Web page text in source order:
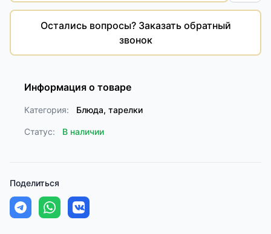
Остались вопросы? Заказать обратный
звонок
Информация о товаре
Категория: Блюда, тарелки
Статус: В наличии
Поделиться